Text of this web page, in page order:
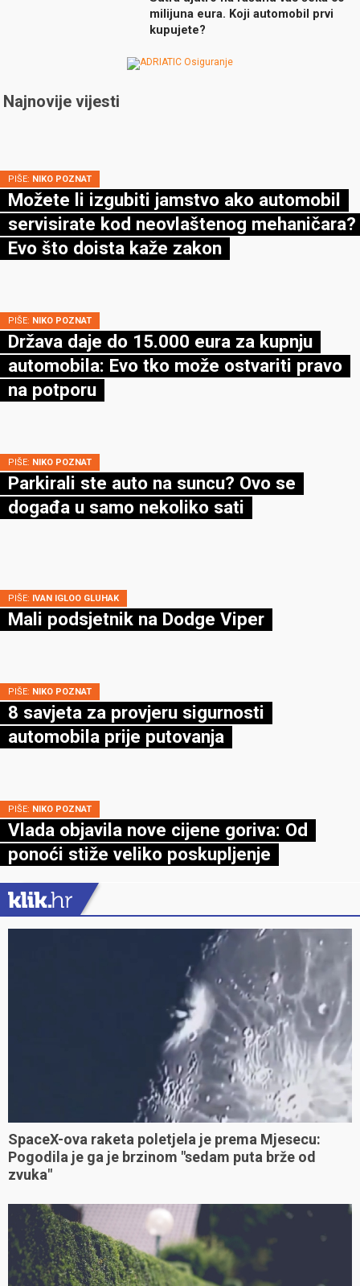
milijuna eura. Koji automobil prvi
kupujete?
Najnovije vijesti
PIŠE: NIKO POZNAT
Možete li izgubiti jamstvo ako automobil
servisirate kod neovlaštenog mehaničara?
Evo što doista kaže zakon
PIŠE: NIKO POZNAT
Država daje do 15.000 eura za kupnju
automobila: Evo tko može ostvariti pravo
na potporu
PIŠE: NIKO POZNAT
Parkirali ste auto na suncu? Ovo se
događa u samo nekoliko sati
PIŠE: IVAN IGLOO GLUHAK
Mali podsjetnik na Dodge Viper
PIŠE: NIKO POZNAT
8 savjeta za provjeru sigurnosti
automobila prije putovanja
PIŠE: NIKO POZNAT
Vlada objavila nove cijene goriva: Od
ponoći stiže veliko poskupljenje
SpaceX-ova raketa poletjela je prema Mjesecu:
Pogodila je ga je brzinom "sedam puta brže od
zvuka"